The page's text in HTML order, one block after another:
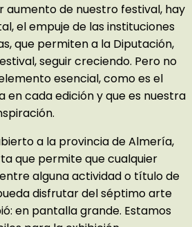
aumento de nuestro festival, hay
el empuje de las instituciones
que permiten a la Diputación,
seguir creciendo. Pero no
esencial, como es el
en cada edición y que es nuestra
a la provincia de Almería,
que permite que cualquier
alguna actividad o título de
disfrutar del séptimo arte
en pantalla grande. Estamos